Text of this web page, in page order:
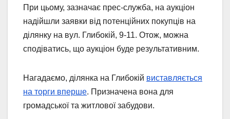
При цьому, зазначає прес-служба, на аукціон
надійшли заявки від потенційних покупців на
ділянку на вул. Глибокій, 9-11. Отож, можна
сподіватись, що аукціон буде результативним.
Нагадаємо, ділянка на Глибокій виставляється
на торги вперше. Призначена вона для
громадської та житлової забудови.